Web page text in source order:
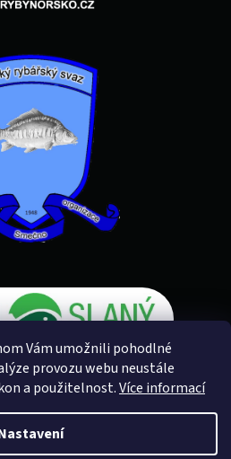
Vám umožnili pohodlné
provozu webu neustále
a použitelnost.Více informací